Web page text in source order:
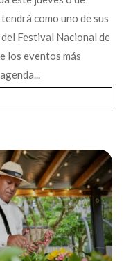
como uno de sus
Festival Nacional de
los eventos más